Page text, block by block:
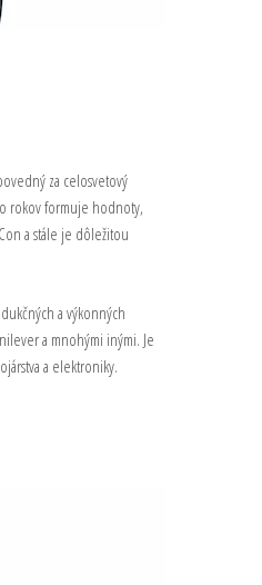
za celosvetový
rokov formuje hodnoty,
a stále je dôležitou
a výkonných
a mnohými inými. Je
a elektroniky.